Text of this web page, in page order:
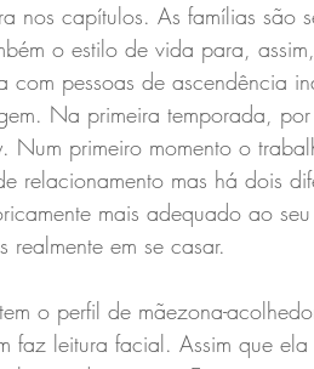
nos capítulos. As famílias são
o estilo de vida para,
com pessoas de ascendência
Na primeira temporada,
Num primeiro momento o
relacionamento mas há dois
mais adequado ao
realmente em se casar.
o perfil de mãezona-
faz leitura facial. Assim que